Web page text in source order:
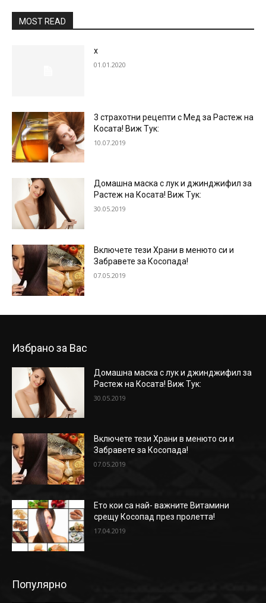
MOST READ
x
01.01.2020
3 страхотни рецепти с Мед за Растеж на
Косата! Виж Тук:
10.07.2019
Домашна маска с лук и джинджифил за
Растеж на Косата! Виж Тук:
30.05.2019
Включете тези Храни в менюто си и
Забравете за Косопада!
07.05.2019
Избрано за Вас
Домашна маска с лук и джинджифил за
Растеж на Косата! Виж Тук:
30.05.2019
Включете тези Храни в менюто си и
Забравете за Косопада!
07.05.2019
Ето кои са най- важните Витамини
срещу Косопад през пролетта!
17.04.2019
Популярно